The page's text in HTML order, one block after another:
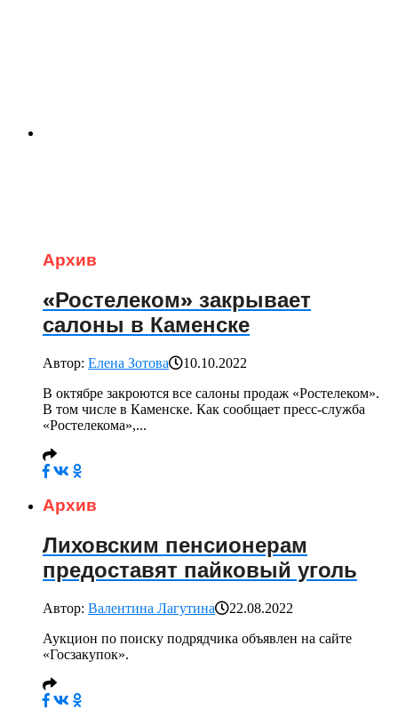
Архив
«Ростелеком» закрывает
салоны в Каменске
Автор: Елена Зотова
10.10.2022
В октябре закроются все салоны продаж «Ростелеком».
В том числе в Каменске. Как сообщает пресс-служба
«Ростелекома»,...
Архив
Лиховским пенсионерам
предоставят пайковый уголь
Автор: Валентина Лагутина
22.08.2022
Аукцион по поиску подрядчика объявлен на сайте
«Госзакупок».